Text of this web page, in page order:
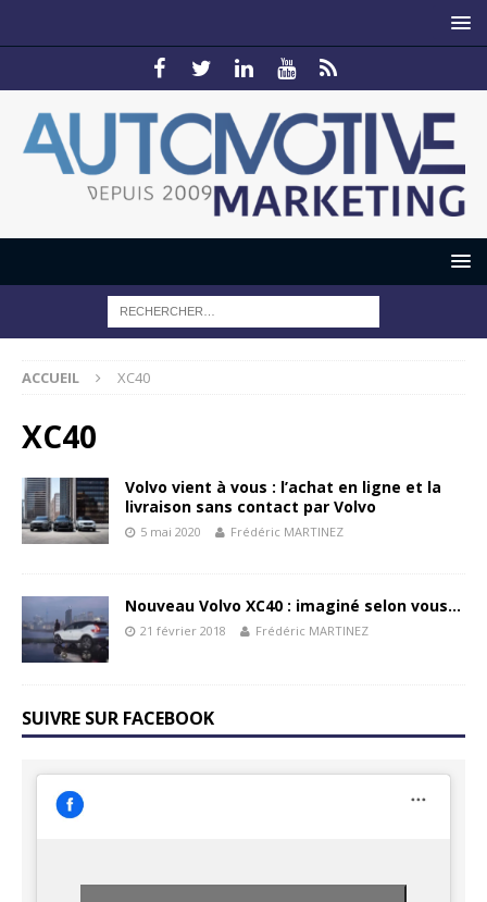
ACCUEIL XC40
XC40
Volvo vient à vous : l’achat en ligne et la
livraison sans contact par Volvo
5 mai 2020 Frédéric MARTINEZ
Nouveau Volvo XC40 : imaginé selon vous…
21 février 2018 Frédéric MARTINEZ
SUIVRE SUR FACEBOOK